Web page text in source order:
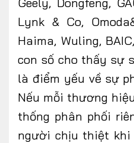
Lynk & Co,
Haima, Wuling,
con số cho thấy sự
là điểm yếu về sự
Nếu mỗi thương
thống phân phối
người chịu thiệt